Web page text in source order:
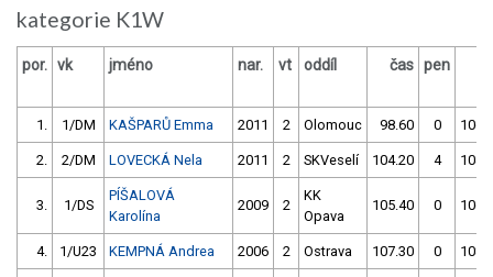
kategorie K1W
por. vk jméno nar. vt oddíl čas pen
1. 1/DM KAŠPARŮ Emma 2011 2 Olomouc 98.60 0
2. 2/DM LOVECKÁ Nela 2011 2 SKVeselí 104.20 4
3. 1/DS
PÍŠALOVÁ
Karolína
2009 2
KK
Opava
105.40 0
4. 1/U23 KEMPNÁ Andrea 2006 2 Ostrava 107.30 0